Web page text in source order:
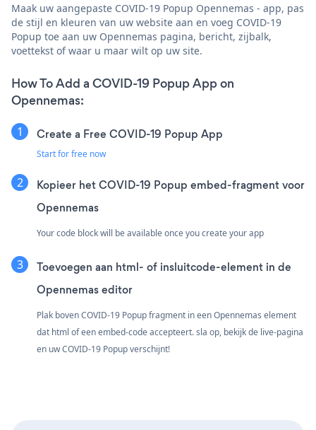
Maak uw aangepaste COVID-19 Popup Opennemas - app, pas
de stijl en kleuren van uw website aan en voeg COVID-19
Popup toe aan uw Opennemas pagina, bericht, zijbalk,
voettekst of waar u maar wilt op uw site.
How To Add a COVID-19 Popup App on
Opennemas:
Create a Free COVID-19 Popup App
Start for free now
Kopieer het COVID-19 Popup embed-fragment voor
Opennemas
Your code block will be available once you create your app
Toevoegen aan html- of insluitcode-element in de
Opennemas editor
Plak boven COVID-19 Popup fragment in een Opennemas element
dat html of een embed-code accepteert. sla op, bekijk de live-pagina
en uw COVID-19 Popup verschijnt!